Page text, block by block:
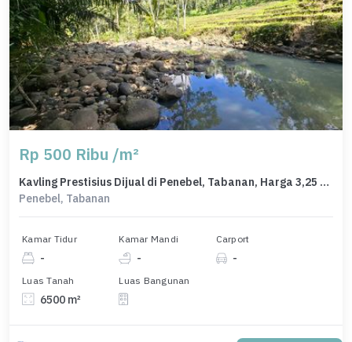
Rp 500 Ribu /m²
Kavling Prestisius Dijual di Penebel, Tabanan, Harga 3,25 Miliar
Penebel, Tabanan
Kamar Tidur
-
Kamar Mandi
-
Carport
-
Luas Tanah
6500 m²
Luas Bangunan